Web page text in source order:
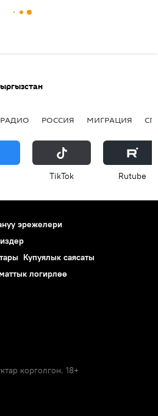
РАДИО РОССИЯ МИГРАЦИЯ
ТikТоk Rutube
эрежелери
Купуялык саясаты
логирлөө
корголгон. 18+